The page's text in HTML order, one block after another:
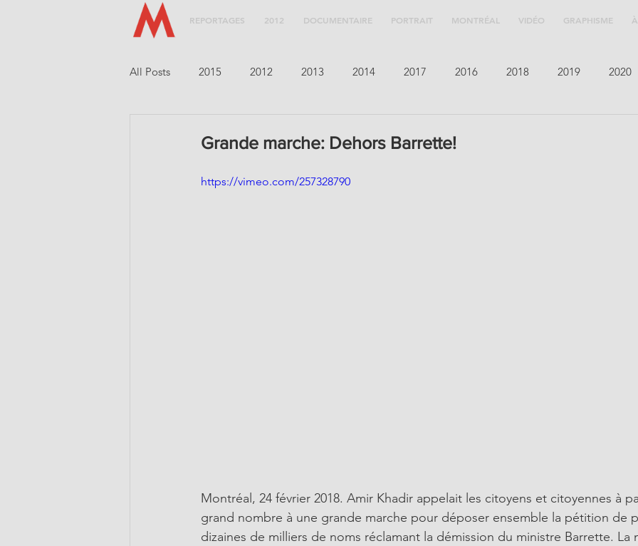
REPORTAGES 2012 DOCUMENTAIRE PORTRAIT MONTRÉAL VIDÉO GRAPHISME
All Posts 2015 2012 2013 2014 2017 2016 2018 2019 2020
Grande marche: Dehors Barrette!
https://vimeo.com/257328790
Montréal, 24 février 2018. Amir Khadir appelait les citoyens et citoyennes à
grand nombre à une grande marche pour déposer ensemble la pétition de
dizaines de milliers de noms réclamant la démission du ministre Barrette. La